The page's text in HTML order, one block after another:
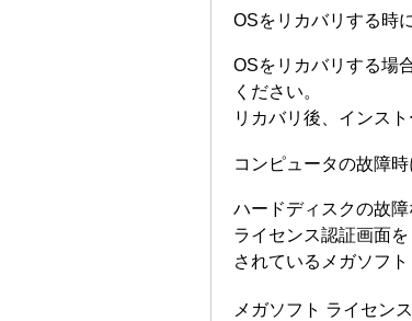
OSをリカバリする時
OSをリカバリする場
ください。
リカバリ後、インス
コンピュータの故障
ハードディスクの故
ライセンス認証画面
されているメガソフ
メガソフト ライセン